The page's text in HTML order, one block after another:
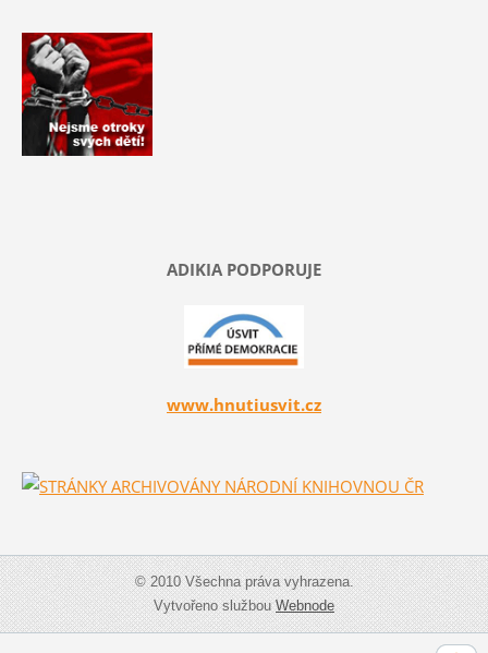
ADIKIA PODPORUJE
www.hnutiusvit.cz
© 2010 Všechna práva vyhrazena.
Vytvořeno službouWebnode